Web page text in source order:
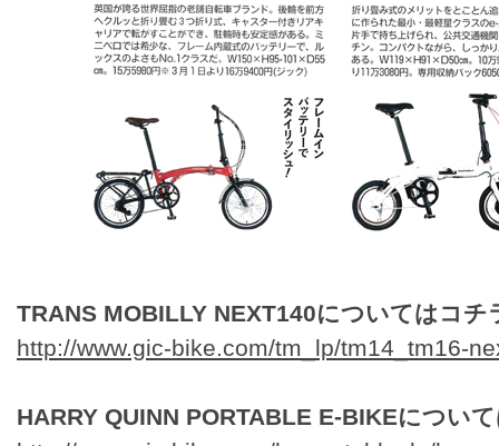
TRANS MOBILLY NEXT140についてはコチ
http://www.gic-bike.com/tm_lp/tm14_tm16-
HARRY QUINN PORTABLE E-BIKEについ